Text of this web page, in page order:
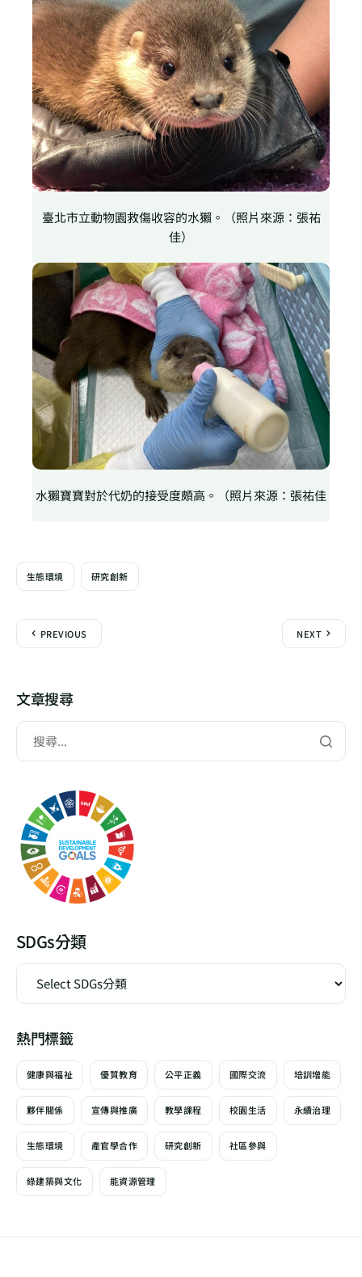
臺北市立動物園救傷收容的水獺。（照片來源：張祐
佳）
水獺寶寶對於代奶的接受度頗高。（照片來源：張祐佳
生態環境 研究創新
PREVIOUS NEXT
文章搜尋
SDGs分類
熱門標籤
健康與福祉 優質教育 公平正義 國際交流 培訓增能
夥伴關係 宣傳與推廣 教學課程 校園生活 永續治理
生態環境 產官學合作 研究創新 社區參與
綠建築與文化 能資源管理